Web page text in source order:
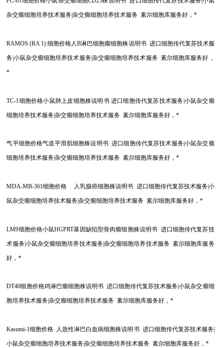
杂交瘤细胞培养技术服务|杂交瘤细胞培养技术服务 素尔细胞库服务好，*
RAMOS (RA 1)细胞价格人B淋巴细胞瘤细胞株说明书 进口细胞传代复苏技术服
务|小鼠杂交瘤细胞培养技术服务|杂交瘤细胞培养技术服务 素尔细胞库服务好，
*
TC-1 细胞价格小鼠肺上皮细胞株说明书 进口细胞传代复苏技术服务|小鼠杂交瘤
细胞培养技术服务|杂交瘤细胞培养技术服务 素尔细胞库服务好，*
气平细胞价格气道平滑肌细胞株说明书 进口细胞传代复苏技术服务|小鼠杂交瘤
细胞培养技术服务|杂交瘤细胞培养技术服务 素尔细胞库服务好，*
MDA-MB-361细胞价格 人乳腺癌细胞株说明书 进口细胞传代复苏技术服务|小
鼠杂交瘤细胞培养技术服务|杂交瘤细胞培养技术服务 素尔细胞库服务好，*
LM9细胞价格小鼠HGPRT基因缺陷型骨肉瘤细胞株说明书 进口细胞传代复苏技
术服务|小鼠杂交瘤细胞培养技术服务|杂交瘤细胞培养技术服务 素尔细胞库服务
好，*
DT40细胞价格鸡淋巴瘤细胞株说明书 进口细胞传代复苏技术服务|小鼠杂交瘤细
胞培养技术服务|杂交瘤细胞培养技术服务 素尔细胞库服务好，*
Kasumi-1细胞价格 人急性淋巴白血病细胞株说明书 进口细胞传代复苏技术服务|
小鼠杂交瘤细胞培养技术服务|杂交瘤细胞培养技术服务 素尔细胞库服务好，*